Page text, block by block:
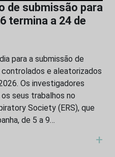
de submissão para
termina a 24 de
para a submissão de
e aleatorizados
Os investigadores
seus trabalhos no
Society (ERS), que
de 5 a 9…
+